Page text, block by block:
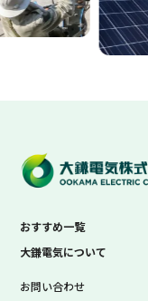
おすすめ一覧
大鎌電気について
お問い合わせ